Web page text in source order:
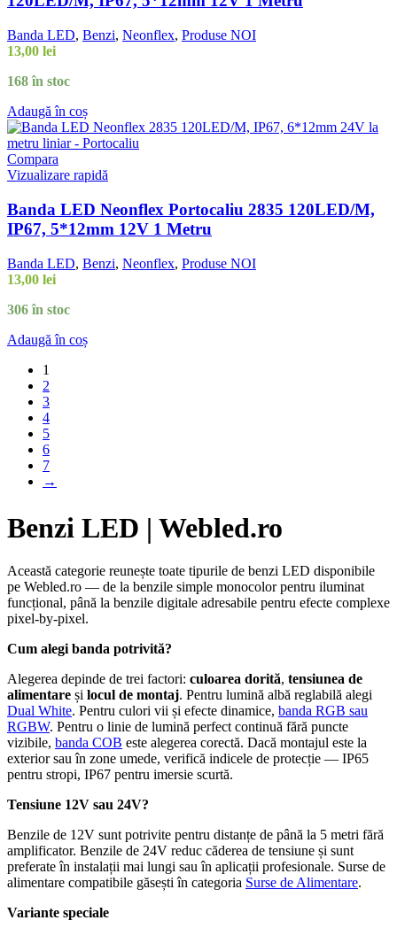
Banda LED, Benzi, Neonflex, Produse NOI
13,00 lei
168 în stoc
Adaugă în coș
Compara
Vizualizare rapidă
Banda LED Neonflex Portocaliu 2835 120LED/M,
IP67, 5*12mm 12V 1 Metru
Banda LED, Benzi, Neonflex, Produse NOI
13,00 lei
306 în stoc
Adaugă în coș
1
2
3
4
5
6
7
→
Benzi LED | Webled.ro
Această categorie reunește toate tipurile de benzi LED disponibile
pe Webled.ro — de la benzile simple monocolor pentru iluminat
funcțional, până la benzile digitale adresabile pentru efecte complexe
pixel-by-pixel.
Cum alegi banda potrivită?
Alegerea depinde de trei factori: culoarea dorită, tensiunea de
alimentare și locul de montaj. Pentru lumină albă reglabilă alegi
Dual White. Pentru culori vii și efecte dinamice, banda RGB sau
RGBW. Pentru o linie de lumină perfect continuă fără puncte
vizibile, banda COB este alegerea corectă. Dacă montajul este la
exterior sau în zone umede, verifică indicele de protecție — IP65
pentru stropi, IP67 pentru imersie scurtă.
Tensiune 12V sau 24V?
Benzile de 12V sunt potrivite pentru distanțe de până la 5 metri fără
amplificator. Benzile de 24V reduc căderea de tensiune și sunt
preferate în instalații mai lungi sau în aplicații profesionale. Surse de
alimentare compatibile găsești în categoria Surse de Alimentare.
Variante speciale